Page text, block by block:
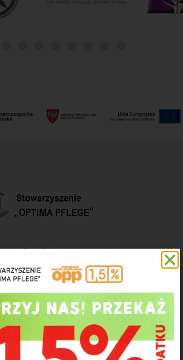
Stowarzyszenia
Autenti e-Doręczenia,
i przypisany do skrzynki.